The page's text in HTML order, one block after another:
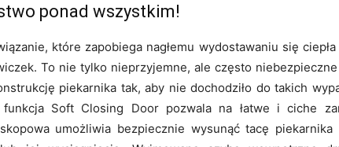
ponad wszystkim!
które zapobiega nagłemu wydostawaniu się
To nie tylko nieprzyjemne, ale często
piekarnika tak, aby nie dochodziło do takich
Soft Closing Door pozwala na łatwe i ciche
umożliwia bezpiecznie wysunąć tacę